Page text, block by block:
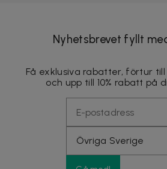
Nyhetsbrevet fyllt
Få exklusiva rabatter, förtur
och upp till 10% rabatt på